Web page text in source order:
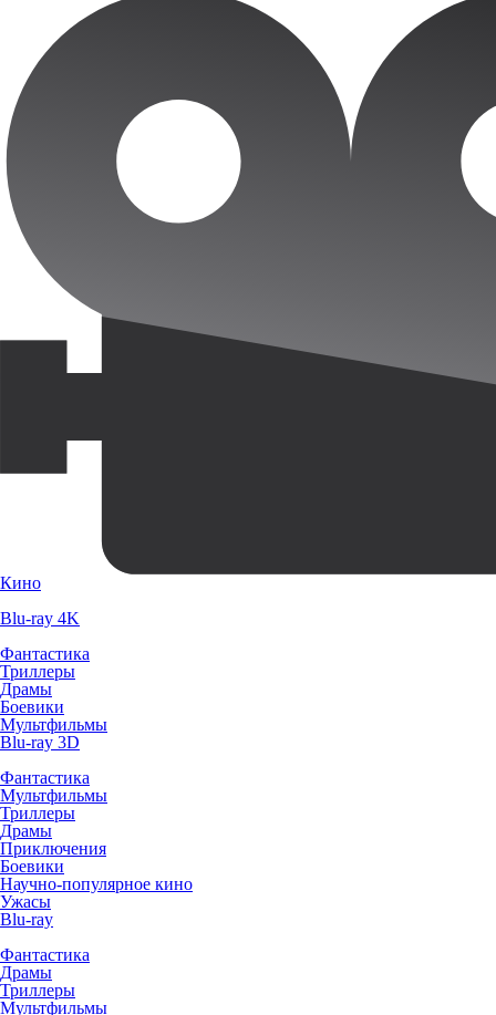
Кино
Blu-ray 4K
Фантастика
Триллеры
Драмы
Боевики
Мультфильмы
Blu-ray 3D
Фантастика
Мультфильмы
Триллеры
Драмы
Приключения
Боевики
Научно-популярное кино
Ужасы
Blu-ray
Фантастика
Драмы
Триллеры
Мультфильмы